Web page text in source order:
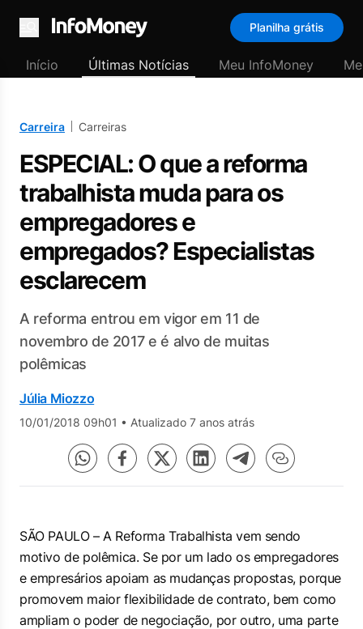
Menu
Planilha grátis
Início Últimas Notícias Meu InfoMoney
Carreira Carreiras
ESPECIAL: O que a reforma
trabalhista muda para os
empregadores e
empregados? Especialistas
esclarecem
A reforma entrou em vigor em 11 de
novembro de 2017 e é alvo de muitas
polêmicas
Júlia Miozzo
10/01/2018 09h01 • Atualizado 7 anos atrás
SÃO PAULO – A Reforma Trabalhista vem sendo
motivo de polêmica. Se por um lado os empregadores
e empresários apoiam as mudanças propostas, porque
promovem maior flexibilidade de contrato, bem como
ampliam o poder de negociação, por outro, uma parte